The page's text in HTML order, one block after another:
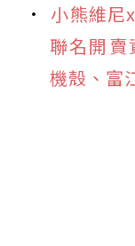
小熊維尼
聯名開賣
機殼、富